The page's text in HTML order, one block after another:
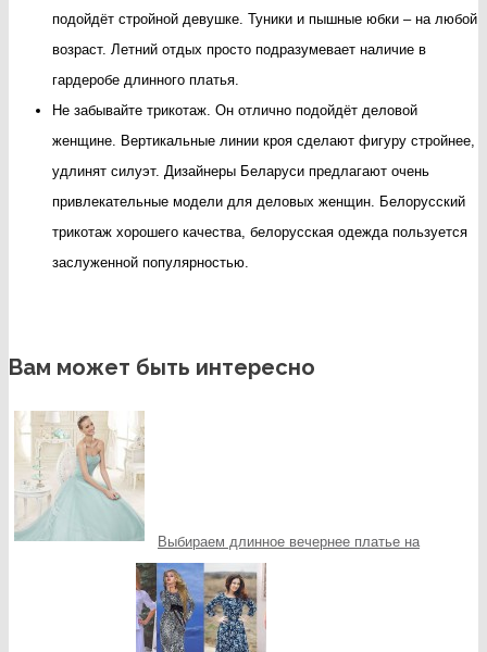
подойдёт стройной девушке. Туники и пышные юбки – на любой
возраст. Летний отдых просто подразумевает наличие в
гардеробе длинного платья.
Не забывайте трикотаж. Он отлично подойдёт деловой
женщине. Вертикальные линии кроя сделают фигуру стройнее,
удлинят силуэт. Дизайнеры Беларуси предлагают очень
привлекательные модели для деловых женщин. Белорусский
трикотаж хорошего качества, белорусская одежда пользуется
заслуженной популярностью.
Вам может быть интересно
Выбираем длинное вечернее платье на